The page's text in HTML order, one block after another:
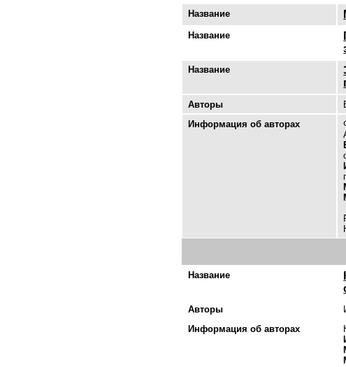
Название
Название
Название
Авторы
Информация об авторах
Название
Авторы
Информация об авторах